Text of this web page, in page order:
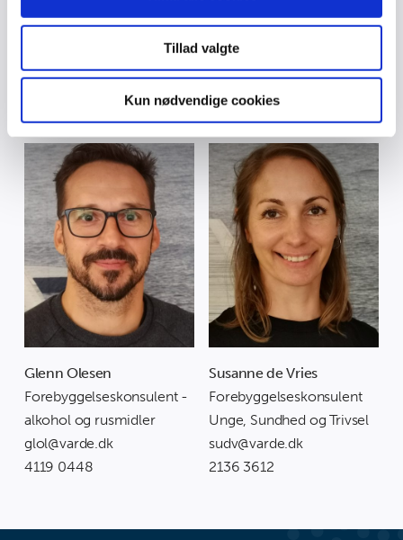
for sociale medier, annonceringspartnere og
analysepartnere. Vores partnere kan kombinere disse
data med andre oplysninger, du har givet dem, eller som
de har indsamlet fra din brug af deres tjenester.
Tillad valgte
Kun nødvendige cookies
Du kan møde
Glenn Olesen
Forebyggelseskonsulent -
alkohol og rusmidler
glol@varde.dk
4119 0448
Susanne de Vries
Forebyggelseskonsulent
Unge, Sundhed og Trivsel
sudv@varde.dk
2136 3612